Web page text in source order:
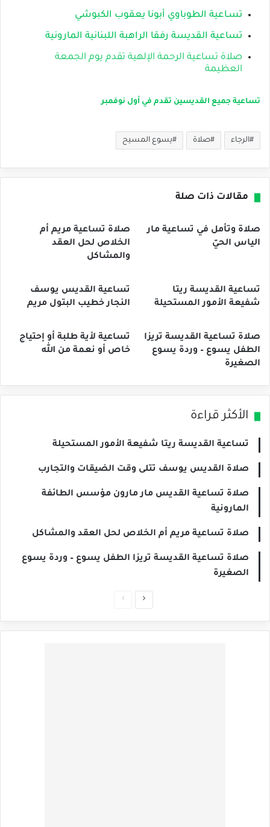
تسـاعية الطوباوي أبونا يعقوب الكبوشي
تساعية القديسة رفقا الراهبة اللبنانية المارونية
صلاة تساعية الرحمة الإلهية تقدم يوم الجمعة
العظيمة
تساعية جميع القديسين تقدم في أول نوفمبر
الرجاء صلاة يسوع المسيح
مقالات ذات صلة
صلاة وتأمل في تساعية مار
الياس الحيّ
صلاة تساعية مريم أم
الخلاص لحل العقد
والمشاكل
تساعية القديسة ريتا
شفيعة الأمور المستحيلة
تساعية القديس يوسف
النجار خطيب البتول مريم
صلاة تساعية القديسة تريزا
الطفل يسوع – وردة يسوع
الصغيرة
تساعية لأية طلبة أو إحتياج
خاص أو نعمة من الله
الأكثر قراءة
تساعية القديسة ريتا شفيعة الأمور المستحيلة
صلاة القديس يوسف تتلى وقت الضيقات والتجارب
صلاة تساعية القديس مار مارون مؤسس الطائفة
المارونية
صلاة تساعية مريم أم الخلاص لحل العقد والمشاكل
صلاة تساعية القديسة تريزا الطفل يسوع – وردة يسوع
الصغيرة
الصفحةالصفحة